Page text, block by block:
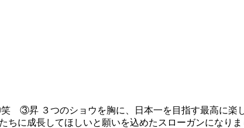
​③昇 ​３つのショウを胸に、日本一を目指す最高に楽
に成長してほしいと願いを込めたスローガンになりま